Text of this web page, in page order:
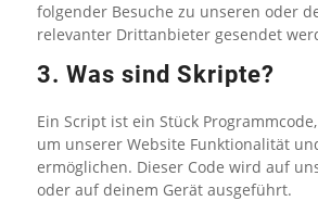
folgender Besuche zu unseren oder
relevanter Drittanbieter gesendet
3. Was sind Skripte?
Ein Script ist ein Stück
um unserer Website Funktionalität
ermöglichen. Dieser Code wird auf
oder auf deinem Gerät ausgeführt.